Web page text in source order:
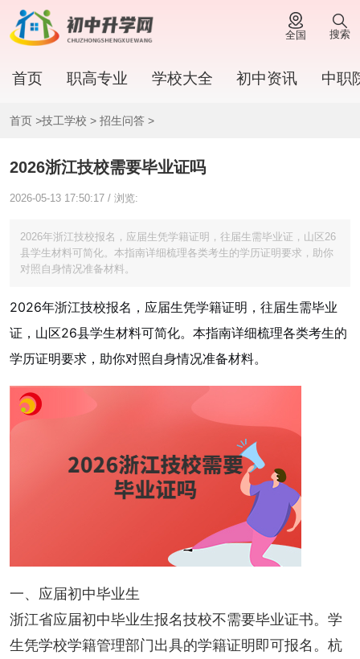
全国 搜索
首页 职高专业 学校大全 初中资讯 中职
首页 >技工学校 > 招生问答>
2026浙江技校需要毕业证吗
2026-05-13 17:50:17 / 浏览:
2026年浙江技校报名，应届生凭学籍证明，往届生需毕业证，山区26
县学生材料可简化。本指南详细梳理各类考生的学历证明要求，助你
对照自身情况准备材料。
2026年浙江技校报名，应届生凭学籍证明，往届生需毕业
证，山区26县学生材料可简化。本指南详细梳理各类考生的
学历证明要求，助你对照自身情况准备材料。
一、应届初中毕业生
浙江省应届初中毕业生报名技校不需要毕业证书。学
生凭学校学籍管理部门出具的学籍证明即可报名。杭